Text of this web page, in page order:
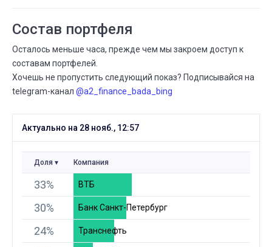
Состав портфеля
Осталось меньше часа, прежде чем мы закроем доступ к
составам портфелей.
Хочешь не пропустить следующий показ? Подписывайся на
telegram-канал @a2_finance_bada_bing
Актуально на 28 нояб., 12:57
Доля Компания
33% ВТБ
30% Банк Санкт-Петербург
24% Транснефть